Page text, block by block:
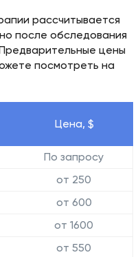
рассчитывается
после обследования
цены
посмотреть на
Цена, $
По запросу
от 250
от 600
от 1600
от 550